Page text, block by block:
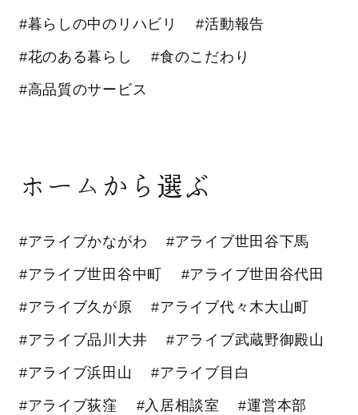
#暮らしの中のリハビリ #活動報告
#花のある暮らし #食のこだわり
#高品質のサービス
ホームから選ぶ
#アライブかながわ #アライブ世田谷下馬
#アライブ世田谷中町 #アライブ世田谷代田
#アライブ久が原 #アライブ代々木大山町
#アライブ品川大井 #アライブ武蔵野御殿山
#アライブ浜田山 #アライブ目白
#アライブ荻窪 #入居相談室 #運営本部